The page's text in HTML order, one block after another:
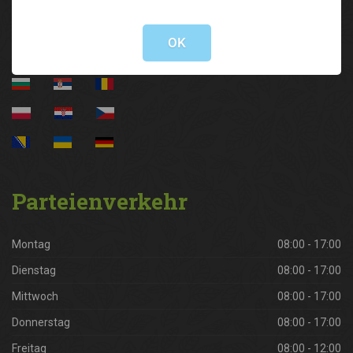
Parteienverkehr
Montag 08:00 - 17:00
Dienstag 08:00 - 17:00
Mittwoch 08:00 - 17:00
Donnerstag 08:00 - 17:00
Freitag 08:00 - 12:00
OK